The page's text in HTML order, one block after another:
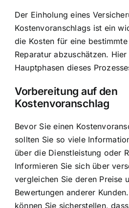
Der Einholung eines
Kostenvoranschlags ist ein
die Kosten für eine
Reparatur abzuschätzen.
Hauptphasen dieses
Vorbereitung auf den
Kostenvoranschlag
Bevor Sie einen
sollten Sie so viele
über die Dienstleistung oder
Informieren Sie sich über
vergleichen Sie deren Preise
Bewertungen anderer
können Sie sicherstellen,